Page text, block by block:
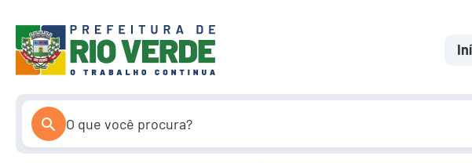
para
conteúdo